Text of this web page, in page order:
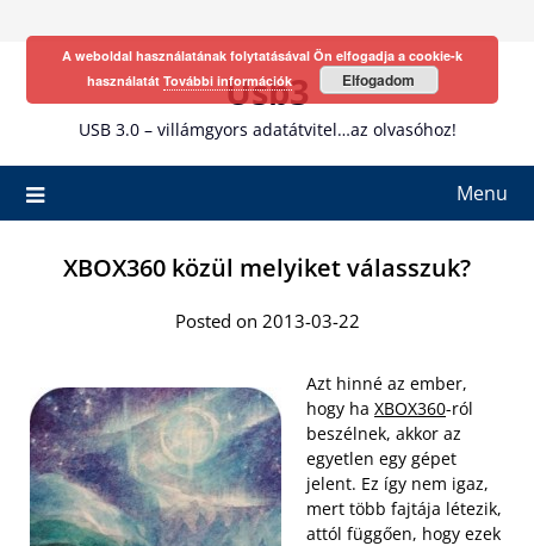
Usb3
USB 3.0 – villámgyors adatátvitel…az olvasóhoz!
Menu
XBOX360 közül melyiket válasszuk?
Posted on 2013-03-22
Azt hinné az ember,
hogy ha XBOX360-ról
beszélnek, akkor az
egyetlen egy gépet
jelent. Ez így nem igaz,
mert több fajtája létezik,
attól függően, hogy ezek
A weboldal használatának folytatásával Ön elfogadja a cookie-k
használatát További információk Elfogadom